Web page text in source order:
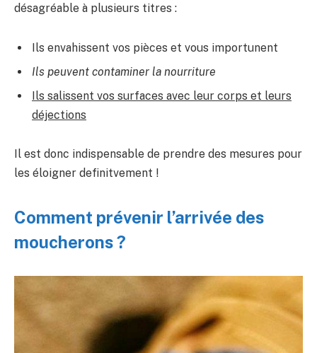
désagréable à plusieurs titres :
Ils envahissent vos pièces et vous importunent
Ils peuvent contaminer la nourriture
Ils salissent vos surfaces avec leur corps et leurs
déjections
Il est donc indispensable de prendre des mesures pour
les éloigner definitvement !
Comment prévenir l’arrivée des
moucherons ?